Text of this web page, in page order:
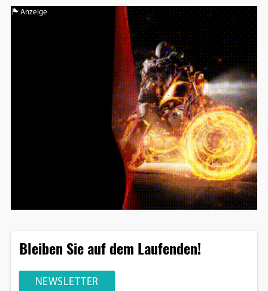
Anzeige
Bleiben Sie auf dem Laufenden!
NEWSLETTER